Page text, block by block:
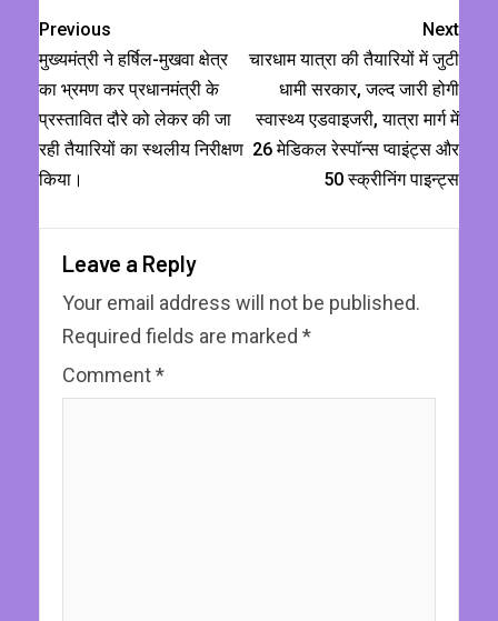
Previous
मुख्यमंत्री ने हर्षिल-मुखवा क्षेत्र
का भ्रमण कर प्रधानमंत्री के
प्रस्तावित दौरे को लेकर की जा
रही तैयारियों का स्थलीय निरीक्षण
किया।
Next
चारधाम यात्रा की तैयारियों में जुटी
धामी सरकार, जल्द जारी होगी
स्वास्थ्य एडवाइजरी, यात्रा मार्ग में
26 मेडिकल रेस्पॉन्स प्वाइंट्स और
50 स्क्रीनिंग पाइन्ट्स
Leave a Reply
Your email address will not be published.
Required fields are marked *
Comment*